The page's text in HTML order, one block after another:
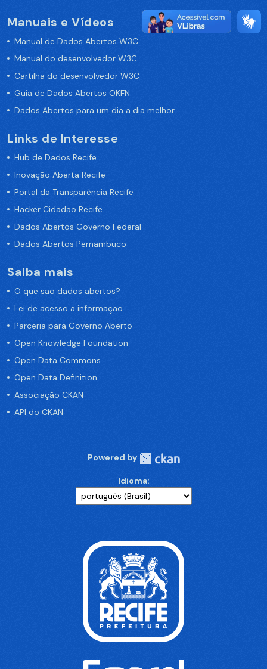
Manuais e Vídeos
Manual de Dados Abertos W3C
Manual do desenvolvedor W3C
Cartilha do desenvolvedor W3C
Guia de Dados Abertos OKFN
Dados Abertos para um dia a dia melhor
Links de Interesse
Hub de Dados Recife
Inovação Aberta Recife
Portal da Transparência Recife
Hacker Cidadão Recife
Dados Abertos Governo Federal
Dados Abertos Pernambuco
Saiba mais
O que são dados abertos?
Lei de acesso a informação
Parceria para Governo Aberto
Open Knowledge Foundation
Open Data Commons
Open Data Definition
Associação CKAN
API do CKAN
Powered by
Idioma